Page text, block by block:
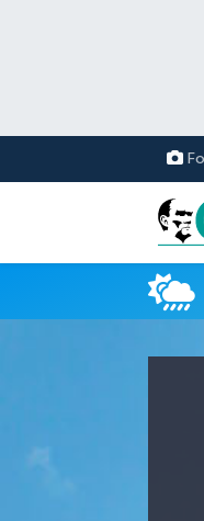
Mersin Nöbetçi
Mersin Hava
Mersin Namaz
Mersin Trafik
Süper Lig Puan
Tüm Manşetler